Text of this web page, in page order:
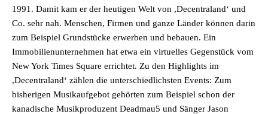
1991. Damit kam er der heutigen Welt von ,Decentraland‘ und
Co. sehr nah. Menschen, Firmen und ganze Länder können darin
zum Beispiel Grundstücke erwerben und bebauen. Ein
Immobilienunternehmen hat etwa ein virtuelles Gegenstück vom
New York Times Square errichtet. Zu den Highlights im
,Decentraland‘ zählen die unterschiedlichsten Events: Zum
bisherigen Musikaufgebot gehörten zum Beispiel schon der
kanadische Musikproduzent Deadmau5 und Sänger Jason